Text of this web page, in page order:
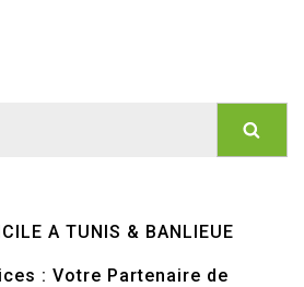
A TUNIS & BANLIEUE
: Votre Partenaire de